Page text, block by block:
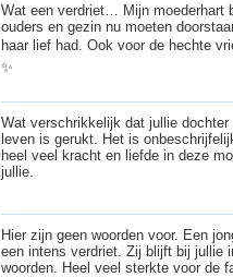
Wat een verdriet… Mijn moederhart
ouders en gezin nu moeten
haar lief had. Ook voor de hechte
✨
Wat verschrikkelijk dat jullie
leven is gerukt. Het is
heel veel kracht en liefde in deze
jullie.
Hier zijn geen woorden voor. Een
een intens verdriet. Zij blijft bij jullie
woorden. Heel veel sterkte voor de